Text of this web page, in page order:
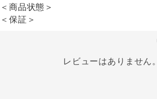
＜商品状態＞
＜保証＞
レビューはありません。